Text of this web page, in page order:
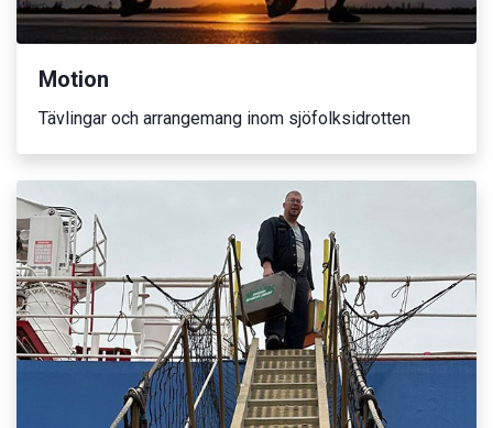
Motion
Tävlingar och arrangemang inom sjöfolksidrotten